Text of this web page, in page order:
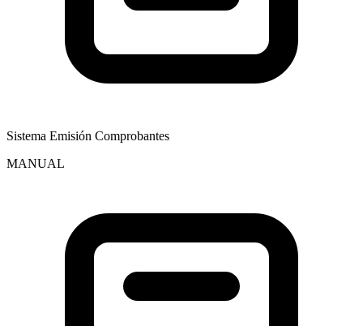
Sistema Emisión Comprobantes
MANUAL